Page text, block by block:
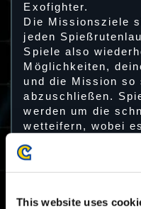
This website uses
Exofighter.
Die Missionsziele
jeden
Spiele also
Möglichkeiten,
und die Mission so
abzuschließen.
werden um die
wetteifern, wobei
Exofighter